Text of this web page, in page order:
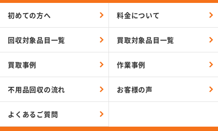
初めての方へ 料金について
回収対象品目一覧 買取対象品目一覧
買取事例 作業事例
不用品回収の流れ お客様の声
よくあるご質問